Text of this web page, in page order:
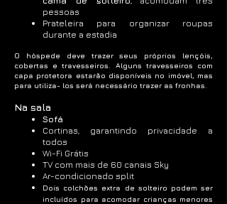
pessoas
Prateleira para organizar roupas
durante a estadia
O hóspede deve trazer seus próprios lençóis,
cobertas e travesseiros. Alguns travesseiros com
capa protetora estarão disponíveis no imóvel, mas
para utiliza- los será necessário trazer as fronhas.
Na sala
Sofá
Cortinas, garantindo privacidade a
todos
Wi-Fi Grátis
TV com mais de 60 canais Sky
Ar-condicionado split
Dois colchões extra de solteiro podem ser
incluídos para acomodar crianças menores